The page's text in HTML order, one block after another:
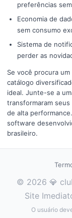
preferências
Economia de
sem consumo
Sistema de
perder as
Se você procura
catálogo
ideal. Junte-se a
transformaram
de alta
software
brasileiro.
© 2026 💎
Site
O usuário